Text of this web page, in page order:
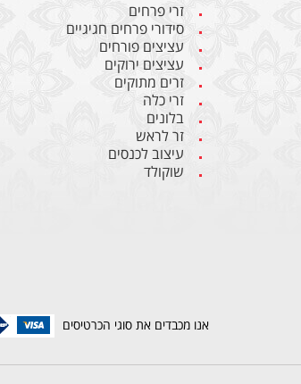
זרי פרחים
סידורי פרחים חגיגיים
עציצים פורחים
עציצים ירוקים
זרים מתוקים
זרי כלה
בלונים
זר לראש
עיצוב לכנסים
שוקולד
אנו מכבדים את סוגי הכרטיסים